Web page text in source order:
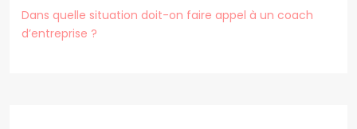
Dans quelle situation doit-on faire appel à un coach
d’entreprise ?